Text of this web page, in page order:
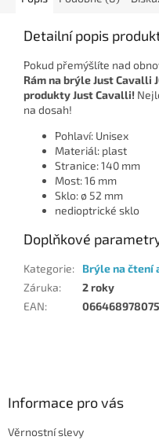
Detailní popis
Pokud přemýšlíte nad
Rám na brýle Just Cavalli
produkty Just Cavalli!
na dosah!
Pohlaví: Unisex
Materiál: plast
Stranice: 140 mm
Most: 16 mm
Sklo: ø 52 mm
nedioptrické sklo
Doplňkové
Kategorie:
Brýle na čtení
Záruka:
2 roky
EAN:
Informace pro vás
Věrnostní slevy